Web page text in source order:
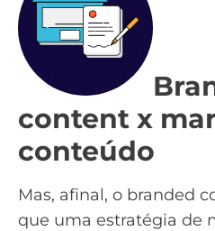
content x
conteúdo
Mas, afinal, o branded
que uma estratégia de